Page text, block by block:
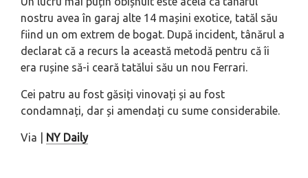
nostru avea în garaj alte 14 mașini exotice, tatăl său
fiind un om extrem de bogat. După incident, tânărul a
declarat că a recurs la această metodă pentru că îi
era rușine să-i ceară tatălui său un nou Ferrari.
Cei patru au fost găsiți vinovați și au fost
condamnați, dar și amendați cu sume considerabile.
Via | NY Daily